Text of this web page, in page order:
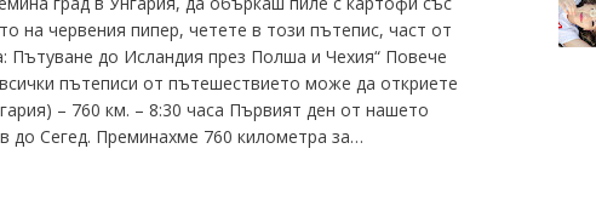
на червения пипер, четете в този пътепис, част от
Пътуване до Исландия през Полша и Чехия“ Повече
пътеписи от пътешествието може да откриете
– 760 км. – 8:30 часа Първият ден от нашето
до Сегед. Преминахме 760 километра за…